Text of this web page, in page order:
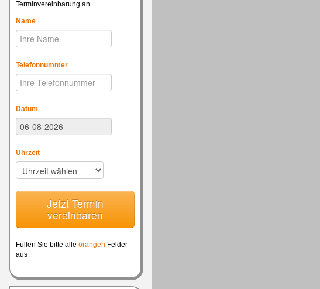
Terminvereinbarung an.
Name
Telefonnummer
Datum
Uhrzeit
Jetzt Termin
vereinbaren
Füllen Sie bitte alle orangen Felder
aus